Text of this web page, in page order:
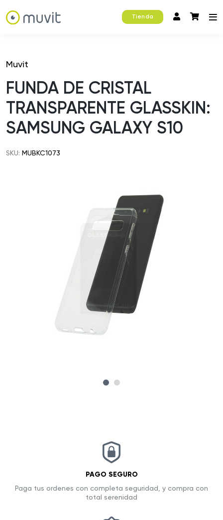
Tienda
Muvit
FUNDA DE CRISTAL
TRANSPARENTE GLASSKIN:
SAMSUNG GALAXY S10
SKU: MUBKC1073
PAGO SEGURO
Paga tus ordenes con completa seguridad, y compra con
total serenidad